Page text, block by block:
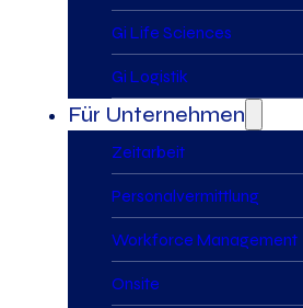
Gi Life Sciences
Gi Logistik
Für Unternehmen
Zeitarbeit
Personalvermittlung
Workforce Management
Onsite